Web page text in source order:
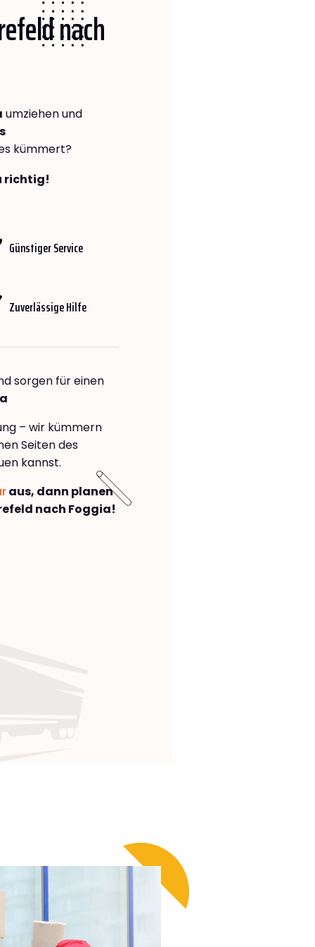
nach
umziehen und
kümmert?
richtig!
Günstiger Service
Zuverlässige Hilfe
sorgen für einen
– wir kümmern
Seiten des
kannst.
aus, dann planen
nach Foggia!